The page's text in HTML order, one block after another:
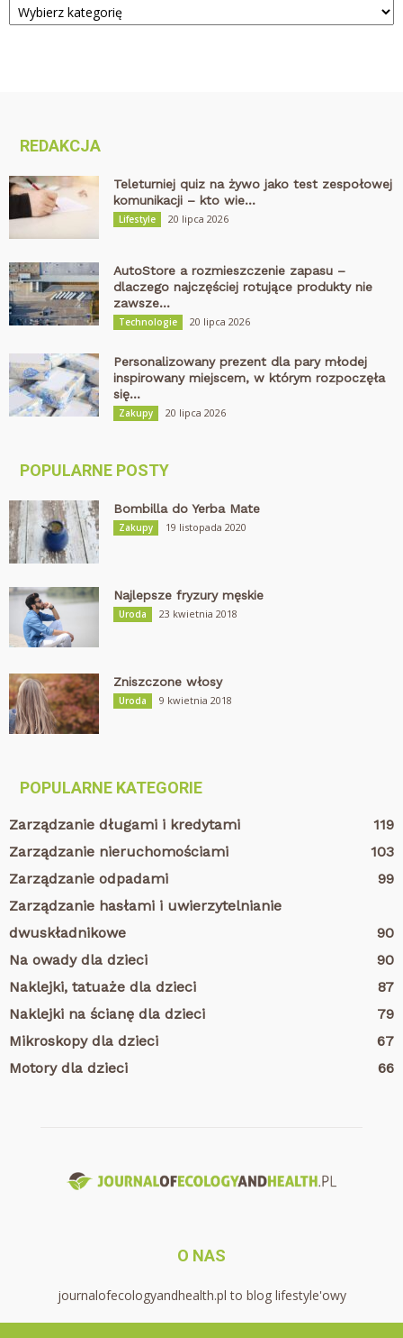
REDAKCJA
Teleturniej quiz na żywo jako test zespołowej
komunikacji – kto wie...
Lifestyle 20 lipca 2026
AutoStore a rozmieszczenie zapasu –
dlaczego najczęściej rotujące produkty nie
zawsze...
Technologie 20 lipca 2026
Personalizowany prezent dla pary młodej
inspirowany miejscem, w którym rozpoczęła
się...
Zakupy 20 lipca 2026
POPULARNE POSTY
Bombilla do Yerba Mate
Zakupy 19 listopada 2020
Najlepsze fryzury męskie
Uroda 23 kwietnia 2018
Zniszczone włosy
Uroda 9 kwietnia 2018
POPULARNE KATEGORIE
Zarządzanie długami i kredytami
119
Zarządzanie nieruchomościami
103
Zarządzanie odpadami
99
Zarządzanie hasłami i uwierzytelnianie
dwuskładnikowe
90
Na owady dla dzieci
90
Naklejki, tatuaże dla dzieci
87
Naklejki na ścianę dla dzieci
79
Mikroskopy dla dzieci
67
Motory dla dzieci
66
O NAS
journalofecologyandhealth.pl to blog lifestyle'owy